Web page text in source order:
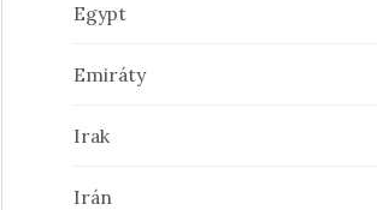
Egypt
Emiráty
Irak
Irán